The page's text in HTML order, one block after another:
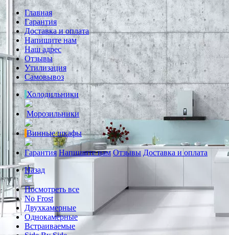
Главная
Гарантия
Доставка и оплата
Напишите нам
Наш адрес
Отзывы
Утилизация
Самовывоз
Холодильники
Морозильники
Винные шкафы
Гарантия Напишите нам Отзывы Доставка и оплата
Назад
Посмотреть все
No Frost
Двухкамерные
Однокамерные
Встраиваемые